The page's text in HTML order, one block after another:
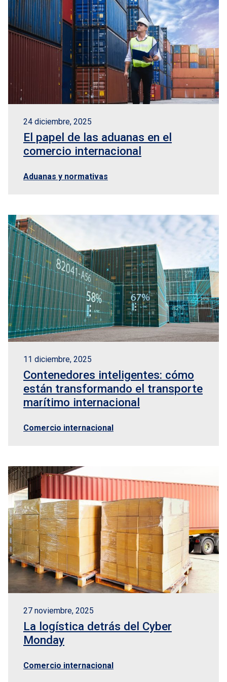
24 diciembre, 2025
El papel de las aduanas en el
comercio internacional
Aduanas y normativas
11 diciembre, 2025
Contenedores inteligentes: cómo
están transformando el transporte
marítimo internacional
Comercio internacional
27 noviembre, 2025
La logística detrás del Cyber
Monday
Comercio internacional